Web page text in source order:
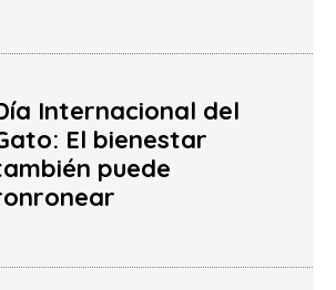
Internacional del
El bienestar
puede